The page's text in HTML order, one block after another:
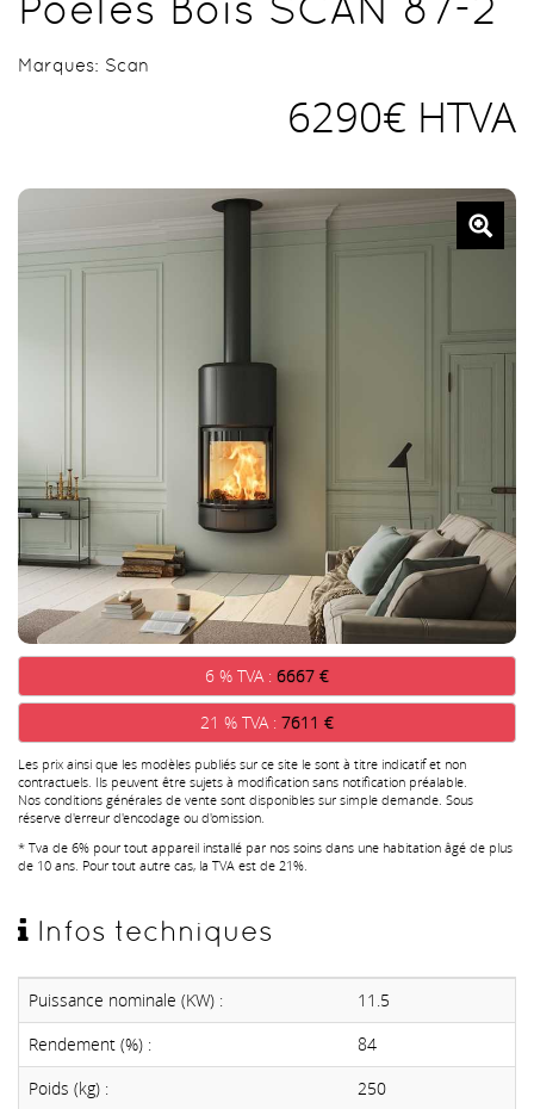
Marques: Scan
6290€ HTVA
6 % TVA : 6667 €
21 % TVA : 7611 €
Les prix ainsi que les modèles publiés sur ce site le sont à titre indicatif et non
contractuels. Ils peuvent être sujets à modification sans notification préalable.
Nos conditions générales de vente sont disponibles sur simple demande. Sous
réserve d'erreur d'encodage ou d'omission.
* Tva de 6% pour tout appareil installé par nos soins dans une habitation âgé de plus
de 10 ans. Pour tout autre cas, la TVA est de 21%.
Infos techniques
Puissance nominale (KW) :
11.5
Rendement (%) :
84
Poids (kg) :
250